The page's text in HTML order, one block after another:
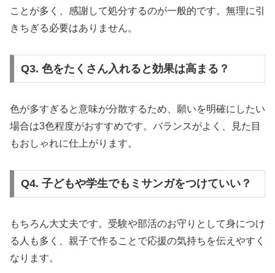
ことが多く、感謝して処分するのが一般的です。無理に引
きちぎる必要はありません。
Q3. 色をたくさん入れると効果は高まる？
色が多すぎると意味が分散するため、願いを明確にしたい
場合は3色程度がおすすめです。バランスがよく、見た目
もおしゃれに仕上がります。
Q4. 子どもや学生でもミサンガをつけていい？
もちろん大丈夫です。受験や部活のお守りとして身につけ
る人も多く、親子で作ることで応援の気持ちを伝えやすく
なります。